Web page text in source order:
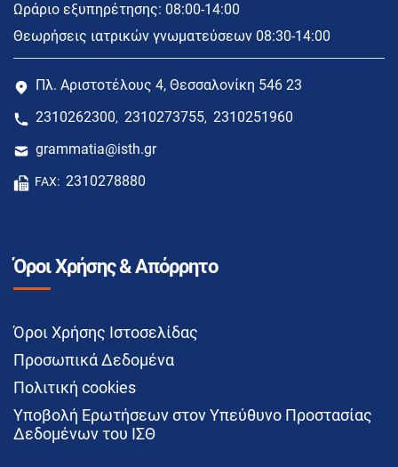
Ωράριο εξυπηρέτησης: 08:00-14:00
Θεωρήσεις ιατρικών γνωματεύσεων 08:30-14:00
Πλ. Αριστοτέλους 4, Θεσσαλονίκη 546 23
2310262300, 2310273755, 2310251960
grammatia@isth.gr
FAX: 2310278880
Όροι Χρήσης & Απόρρητο
Όροι Χρήσης Ιστοσελίδας
Προσωπικά Δεδομένα
Πολιτική cookies
Υποβολή Ερωτήσεων στον Υπεύθυνο Προστασίας
Δεδομένων του ΙΣΘ